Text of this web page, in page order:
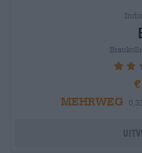
MEHRWEG